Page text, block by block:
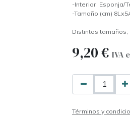
-Interior: Esponja/
-Tamaño (cm)
Distintos
9,20€ IVA
Términos y